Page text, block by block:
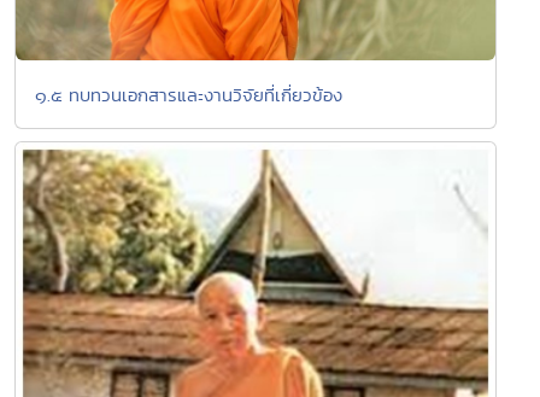
๑.๕ ทบทวนเอกสารและงานวิจัยที่เกี่ยวข้อง